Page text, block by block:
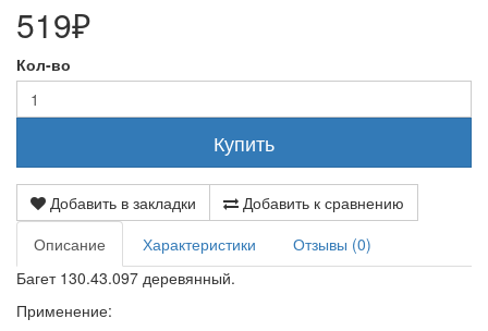
519₽
Кол-во
Купить
Добавить в закладки
Добавить к сравнению
Описание
Характеристики
Отзывы (0)
Багет 130.43.097 деревянный.
Применение: